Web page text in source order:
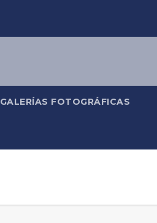
GALERÍAS FOTOGRÁFICAS